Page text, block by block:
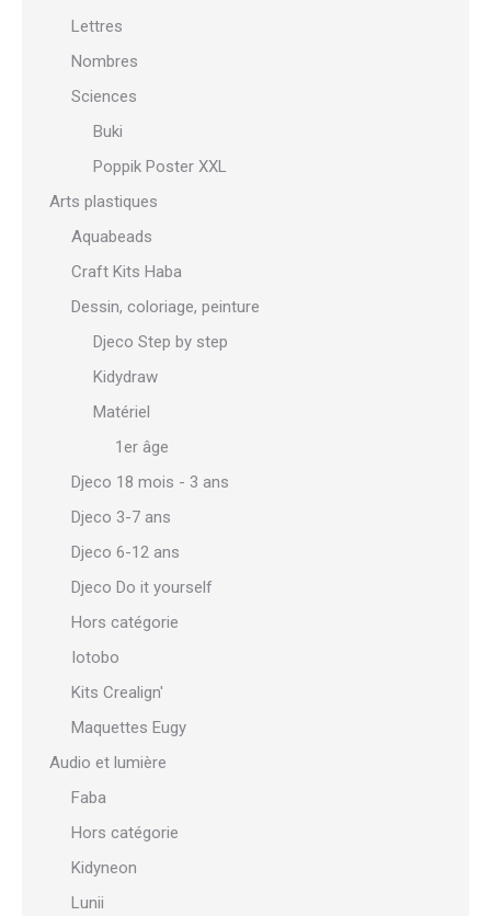
Lettres
Nombres
Sciences
Buki
Poppik Poster XXL
Arts plastiques
Aquabeads
Craft Kits Haba
Dessin, coloriage, peinture
Djeco Step by step
Kidydraw
Matériel
1er âge
Djeco 18 mois - 3 ans
Djeco 3-7 ans
Djeco 6-12 ans
Djeco Do it yourself
Hors catégorie
Iotobo
Kits Crealign'
Maquettes Eugy
Audio et lumière
Faba
Hors catégorie
Kidyneon
Lunii